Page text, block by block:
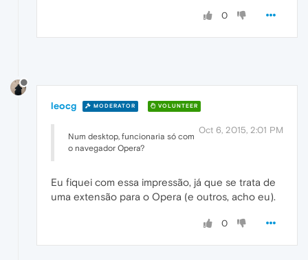
0
leocg MODERATOR VOLUNTEER
Oct 6, 2015, 2:01 PM
Num desktop, funcionaria só com
o navegador Opera?
Eu fiquei com essa impressão, já que se trata de
uma extensão para o Opera (e outros, acho eu).
0